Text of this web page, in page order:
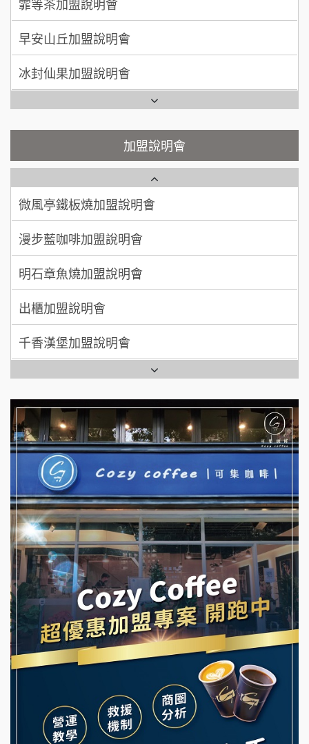
何 先生/小姐
加盟預算
呂 先生/小姐
加盟預算 200萬~400萬
顏 先生/小姐 台北市
廖 先生/小姐 高雄市
加盟預算
早安山丘加盟說明會
冰封仙果加盟說明會
Ramble Café 漫步藍咖啡加盟說明會
微風亭鐵板燒加盟說明會
【曉妍美妝】誠徵行政櫃檯
自助洗衣店誠徵代洗收送人員(台中市)
MUSHEN徵SPA美容芳療師
日十。早午食加盟說明會
拾鑶火鍋加盟說明會
全家加盟說明會
台灣G湯加盟說明會
彭富貴加盟說明會
NU PASTA義大利麵加盟說明會
潮鍋癮加盟說明會
蓁伙烤倆吃加盟說明會
霏等茶加盟說明會
早安山丘加盟說明會
冰封仙果加盟說明會
Ramble Café 漫步藍咖啡加盟說明會
微風亭鐵板燒加盟說明會
鮮茶道加盟說明會
加盟說明會
SHARE TEA歇腳亭加盟說明會
潮味決-湯滷專門店加盟說明會
鮮茶道加盟說明會
微風亭鐵板燒加盟說明會
漫步藍咖啡加盟說明會
明石章魚燒加盟說明會
出櫃加盟說明會
千香漢堡加盟說明會
七盞茶加盟說明會
拉亞漢堡加盟說明會
杜芳子古味茶鋪加盟說明會
優握握×酸奶大獅加盟說明會
冬城門加盟說明會
拾鑶火鍋加盟說明會
阿性情趣無人販售所加盟明會
龍涎居好湯加盟說明會
舒油頭加盟說明會
韓金量加盟說明會
Mr.Wish加盟說明會